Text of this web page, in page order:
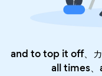
and to top it off、カ
all times